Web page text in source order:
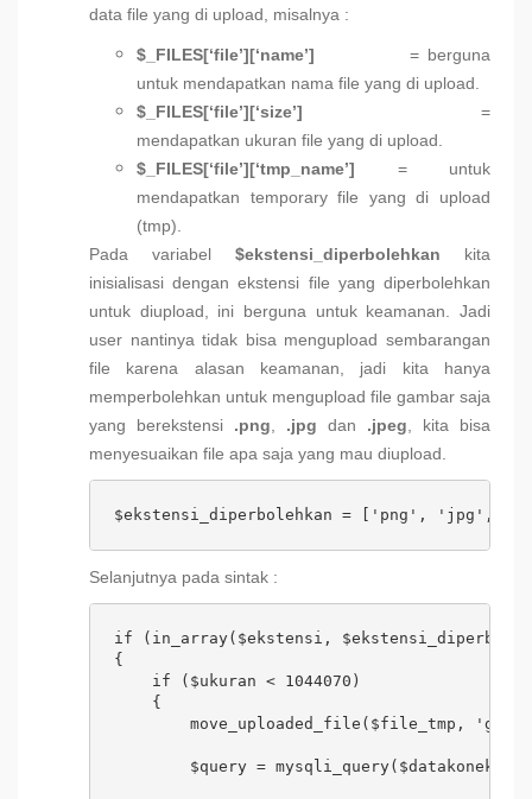
data file yang di upload, misalnya :
$_FILES[‘file’][‘name’] = berguna
untuk mendapatkan nama file yang di upload.
$_FILES[‘file’][‘size’] =
mendapatkan ukuran file yang di upload.
$_FILES[‘file’][‘tmp_name’] = untuk
mendapatkan temporary file yang di upload
(tmp).
Pada variabel $ekstensi_diperbolehkan kita
inisialisasi dengan ekstensi file yang diperbolehkan
untuk diupload, ini berguna untuk keamanan. Jadi
user nantinya tidak bisa mengupload sembarangan
file karena alasan keamanan, jadi kita hanya
memperbolehkan untuk mengupload file gambar saja
yang berekstensi .png .jpg dan .jpeg , kita bisa
menyesuaikan file apa saja yang mau diupload.
$ekstensi_diperbolehkan = ['png', 'jpg',
Selanjutnya pada sintak :
if (in_array($ekstensi,
{
    if ($ukuran < 1044070)
    {
move_uploaded_file($file_tmp,
$query =